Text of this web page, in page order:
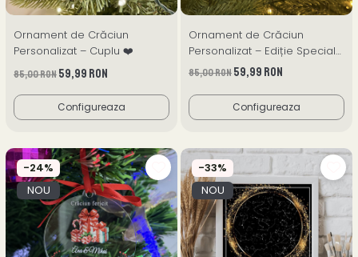
Ornament de Crăciun
Personalizat – Cuplu ❤️
85,00 RON59,99 RON
Configureaza
Ornament de Crăciun
Personalizat – Ediție Specială
2025
85,00 RON59,99 RON
Configureaza
-24%
NOU
-33%
NOU